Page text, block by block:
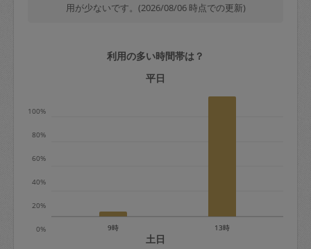
定期契約をキャンセルする場合、毎週定
期は月2回まで隔週定期は月1回までキャ
ンセル料は発生しません。それ以上はキ
※キャンセル料金の設定について：
用が少ないです。(2026/08/06 時点での更新)
利用の多い時間帯は？
平日
0%
20%
40%
60%
80%
100%
9時 13時
土日